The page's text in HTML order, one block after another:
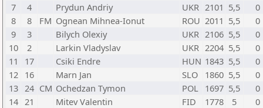
7
4 Prydun Andriy UKR 2101 5,5
0
8
8 FM Ognean Mihnea-Ionut ROU 2011 5,5
0
9
3 Bilych Olexiy UKR 2106 5,5
0
10
2 Larkin Vladyslav UKR 2204 5,5
0
11
17 Csiki Endre HUN 1843 5,5
0
12 16 Marn Jan SLO 1860 5,5
0
13 24 CM Ochedzan Tymon POL 1697 5,5
0
14 21 Mitev Valentin FID 1778 5
0